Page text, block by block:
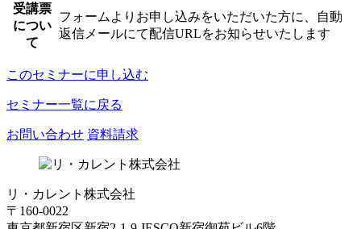
受講票
につい
て
フォームよりお申し込みをいただいた方に、自動
返信メールにて配信URLをお知らせいたします
このセミナーに申し込む
セミナー一覧に戻る
お問い合わせ 資料請求
リ・カレント株式会社
〒160-0022